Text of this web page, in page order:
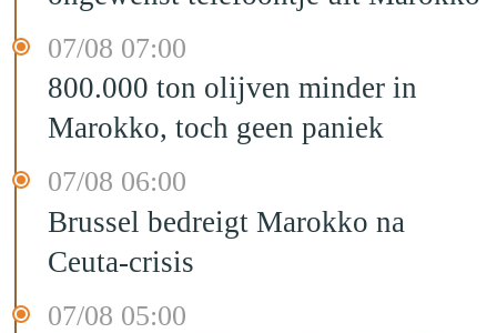
07/08 07:00
800.000 ton olijven minder in
Marokko, toch geen paniek
07/08 06:00
Brussel bedreigt Marokko na
Ceuta-crisis
07/08 05:00